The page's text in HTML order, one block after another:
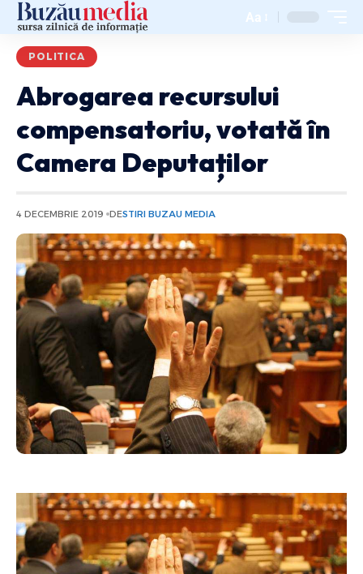
Aa
POLITICA
Abrogarea recursului
compensatoriu, votată în
Camera Deputaților
4 DECEMBRIE 2019 DESTIRI BUZAU MEDIA